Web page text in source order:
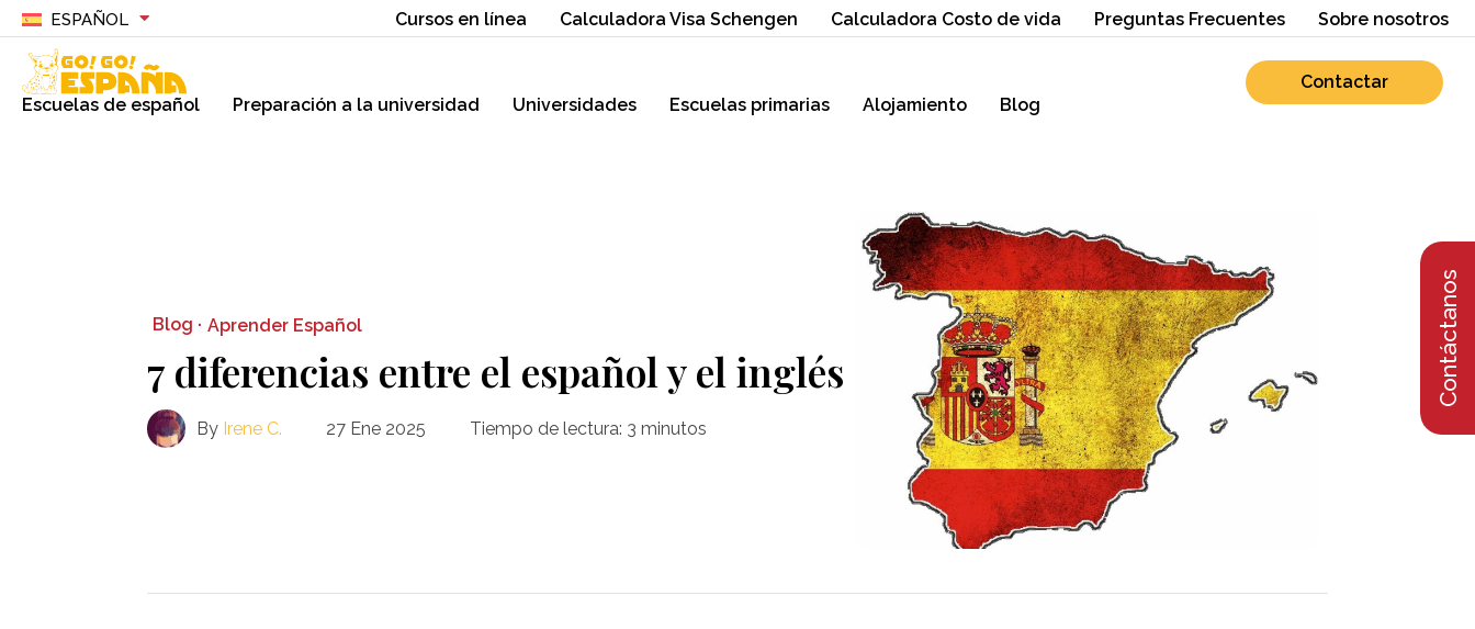
ESPAÑOL Cursos en línea Calculadora Visa Schengen Calculadora Costo de vida Preguntas Frecuentes Sobre nosotros
Escuelas de español Preparación a la universidad Universidades Escuelas primarias Alojamiento Blog
Contactar
Contáctanos
Blog · Aprender Español
7 diferencias entre el español y el inglés
By Irene C. 27 Ene 2025 Tiempo de lectura: 3 minutos